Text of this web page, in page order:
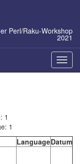
Perl/Raku-Workshop
2021
ein-/
1
1
LanguageDatum